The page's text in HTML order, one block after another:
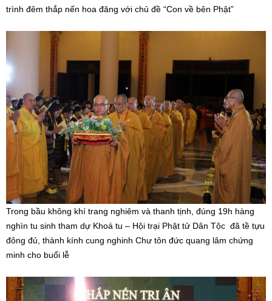
trình đêm thắp nến hoa đăng với chủ đề “Con về bên Phật”
Trong bầu không khí trang nghiêm và thanh tịnh, đúng 19h hàng
nghìn tu sinh tham dự Khoá tu – Hội trại Phật tử Dân Tộc đã tề tựu
đông đủ, thành kính cung nghinh Chư tôn đức quang lâm chứng
minh cho buổi lễ